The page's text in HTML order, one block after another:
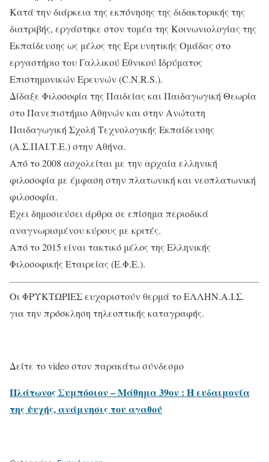
Κατά την διάρκεια της εκπόνησης της διδακτορικής της
διατριβής, εργάστηκε στον τομέα της Κοινωνιολογίας της
Εκπαίδευσης ως μέλος της Ερευνητικής Ομάδας στο
εργαστήριο του Γαλλικού Εθνικού Ιδρύματος
Επιστημονικών Ερευνών (C.N.R.S.).
Δίδαξε Φιλοσοφία της Παιδείας και Παιδαγωγική Θεωρία
στο Πανεπιστήμιο Αθηνών και στην Ανώτατη
Παιδαγωγική Σχολή Τεχνολογικής Εκπαίδευσης
(Α.Σ.ΠΑΙ.Τ.Ε.) στην Αθήνα.
Από το 2008 ασχολείται με την αρχαία ελληνική
φιλοσοφία με έμφαση στην πλατωνική και νεοπλατωνική
φιλοσοφία.
Έχει δημοσιεύσει άρθρα σε επίσημα περιοδικά
αναγνωρισμένου κύρους με κριτές.
Από το 2015 είναι τακτικό μέλος της Ελληνικής
Φιλοσοφικής Εταιρείας (Ε.Φ.Ε.).
Οι ΦΡΥΚΤΩΡΙΕΣ ευχαριστούν θερμά το ΕΛΛΗΝ.Α.Ι.Σ.
για την πρόσκληση τηλεοπτικής καταγραφής.
Δείτε το video στον παρακάτω σύνδεσμο
Πλάτωνος Συμπόσιον – Μάθημα 39ον : Η ευδαιμονία
της ψυχής, ανάμνησις του αγαθού